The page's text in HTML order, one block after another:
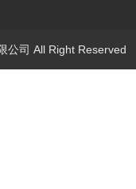
公司 All Right